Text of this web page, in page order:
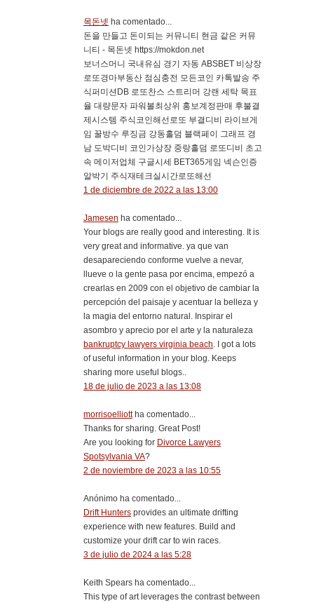
목돈넷 ha comentado...
돈을 만들고 돈이되는 커뮤니티 현금 같은 커뮤
니티 - 목돈넷 https://mokdon.net
보너스머니 국내유심 경기 자동 ABSBET 비상장
로또경마부동산 점심충전 모든코인 카톡발송 주
식퍼미션DB 로또찬스 스트리머 강랜 세탁 목표
율 대량문자 파워볼최상위 홍보계정판매 후불결
제시스템 주식코인해선로또 부결디비 라이브게
임 꿀방수 루징금 강동홀덤 블랙페이 그래프 경
남 도박디비 코인가상장 중랑홀덤 로또디비 초고
속 메이저업체 구글시세 BET365게임 넥슨인증
알박기 주식재테크실시간로또해선
1 de diciembre de 2022 a las 13:00
Jamesen ha comentado...
Your blogs are really good and interesting. It is
very great and informative. ya que van
desapareciendo conforme vuelve a nevar,
llueve o la gente pasa por encima, empezó a
crearlas en 2009 con el objetivo de cambiar la
percepción del paisaje y acentuar la belleza y
la magia del entorno natural. Inspirar el
asombro y aprecio por el arte y la naturaleza
bankruptcy lawyers virginia beach. I got a lots
of useful information in your blog. Keeps
sharing more useful blogs..
18 de julio de 2023 a las 13:08
morrisoelliottha comentado...
Thanks for sharing. Great Post!
Are you looking for Divorce Lawyers
Spotsylvania VA?
2 de noviembre de 2023 a las 10:55
Anónimo ha comentado...
Drift Hunters provides an ultimate drifting
experience with new features. Build and
customize your drift car to win races.
3 de julio de 2024 a las 5:28
Keith Spears ha comentado...
This type of art leverages the contrast between